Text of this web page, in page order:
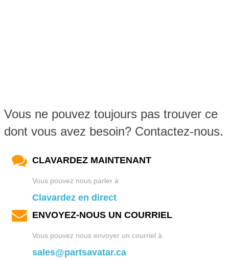
Vous ne pouvez toujours pas trouver ce
dont vous avez besoin? Contactez-nous.
CLAVARDEZ MAINTENANT
Vous pouvez nous parler à
Clavardez en direct
ENVOYEZ-NOUS UN COURRIEL
Vous pouvez nous envoyer un courriel à
sales@partsavatar.ca